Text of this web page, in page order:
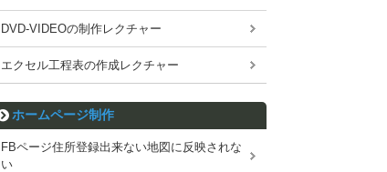
DVD-VIDEOの制作レクチャー
エクセル工程表の作成レクチャー
ホームページ制作
FBページ住所登録出来ない地図に反映されな
い